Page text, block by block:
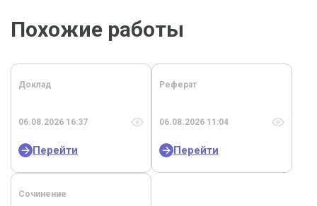
Похожие работы
Доклад
06.08.2026 16:37
Перейти
Реферат
06.08.2026 11:04
Перейти
Сочинение